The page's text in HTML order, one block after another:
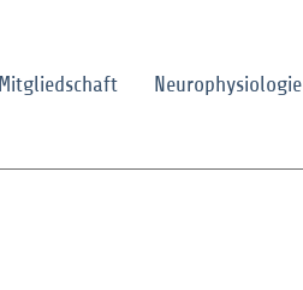
Mitgliedschaft Neurophysiologie